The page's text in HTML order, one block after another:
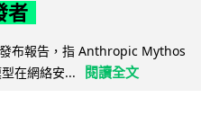
者
布報告，指 Anthropic Mythos
在網絡安...
閱讀全文